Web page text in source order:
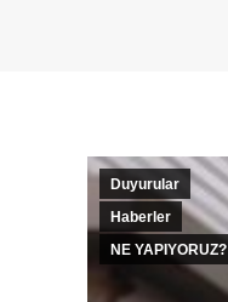
Duyurular
Haberler
NE YAPIYORUZ?